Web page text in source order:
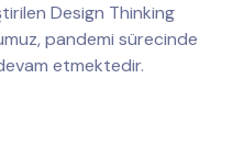
Design Thinking
pandemi sürecinde
etmektedir.